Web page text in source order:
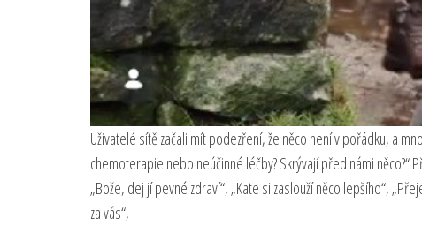
Uživatelé sítě začali mít podezření, že něco není v pořádku, a
chemoterapie nebo neúčinné léčby? Skrývají před námi
„Bože, dej jí pevné zdraví“, „Kate si zaslouží něco lepšího“,
za vás“,